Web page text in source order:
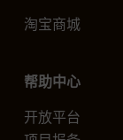
淘宝商城
帮助中心
开放平台